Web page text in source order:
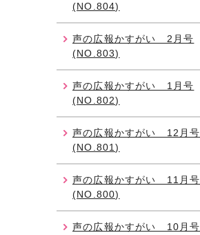
(NO.804)
声の広報かすがい 2月号
(NO.803)
声の広報かすがい 1月号
(NO.802)
声の広報かすがい 12月号
(NO.801)
声の広報かすがい 11月号
(NO.800)
声の広報かすがい 10月号